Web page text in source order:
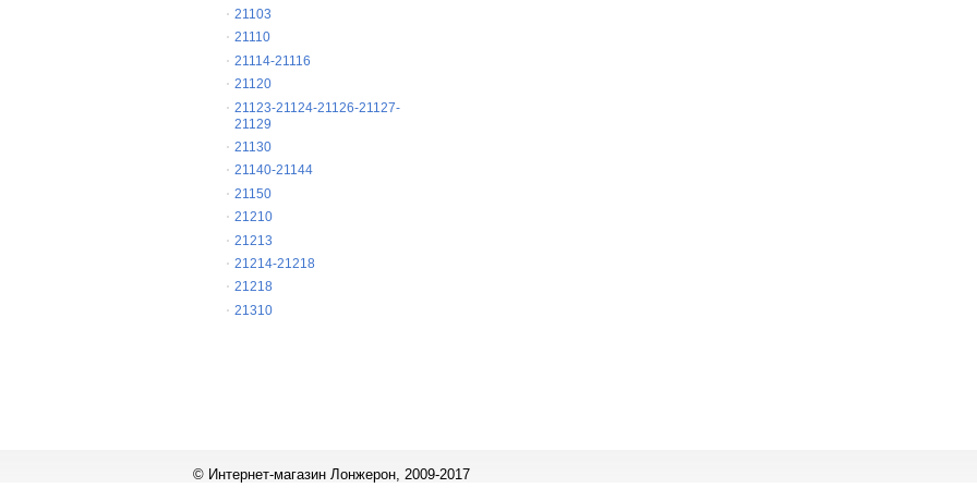
21103
21110
21114-21116
21120
21123-21124-21126-21127-
21129
21130
21140-21144
21150
21210
21213
21214-21218
21218
21310
© Интернет-магазин Лонжерон, 2009-2017